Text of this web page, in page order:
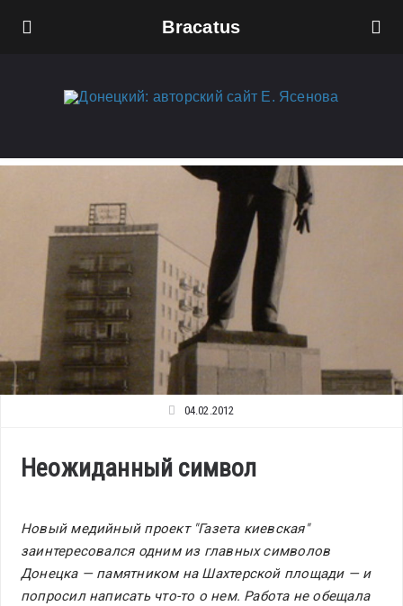
Bracatus
04.02.2012
Неожиданный символ
Новый медийный проект "Газета киевская"
заинтересовался одним из главных символов
Донецка — памятником на Шахтерской площади — и
попросил написать что-то о нем. Работа не обещала